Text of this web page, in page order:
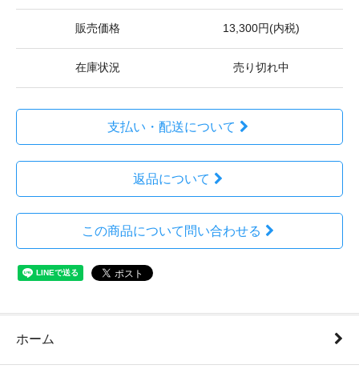
販売価格 13,300円(内税)
在庫状況 売り切れ中
支払い・配送について
返品について
この商品について問い合わせる
ホーム